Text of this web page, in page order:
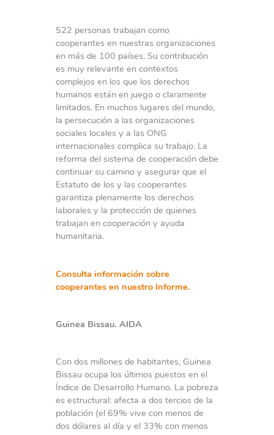
522 personas trabajan como
cooperantes en nuestras organizaciones
en más de 100 países. Su contribución
es muy relevante en contextos
complejos en los que los derechos
humanos están en juego o claramente
limitados. En muchos lugares del mundo,
la persecución a las organizaciones
sociales locales y a las ONG
internacionales complica su trabajo. La
reforma del sistema de cooperación debe
continuar su camino y asegurar que el
Estatuto de los y las cooperantes
garantiza plenamente los derechos
laborales y la protección de quienes
trabajan en cooperación y ayuda
humanitaria.
Consulta información sobre
cooperantes en nuestro Informe.
Guinea Bissau. AIDA
Con dos millones de habitantes, Guinea
Bissau ocupa los últimos puestos en el
Índice de Desarrollo Humano. La pobreza
es estructural: afecta a dos tercios de la
población (el 69% vive con menos de
dos dólares al día y el 33% con menos